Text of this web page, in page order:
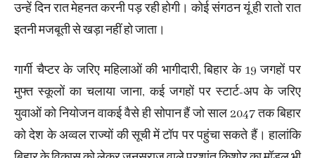
उन्हें दिन रात मेहनत करनी पड़ रही होगी। कोई संगठन यूं ही रातो रात
इतनी मजबूती से खड़ा नहीं हो जाता।
गार्गी चैप्टर के जरिए महिलाओं की भागीदारी, बिहार के 19 जगहों पर
मुफ्त स्कूलों का चलाया जाना, कई जगहों पर स्टार्ट-अप के जरिए
युवाओं को नियोजन वाकई वैसे ही सोपान हैं जो साल 2047 तक बिहार
को देश के अव्वल राज्यों की सूची में टॉप पर पहुंचा सकते हैं। हालांकि